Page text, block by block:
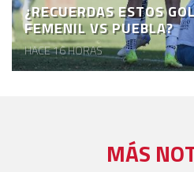
¿RECUERDAS ESTOS
FEMENIL VS PUEBLA?
HACE 16 HORAS
MÁS